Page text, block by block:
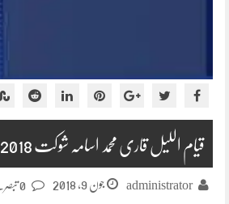
قیام اللیل قاری محمد اسامہ شوکت 2018-06-09
administrator جون 9, 2018